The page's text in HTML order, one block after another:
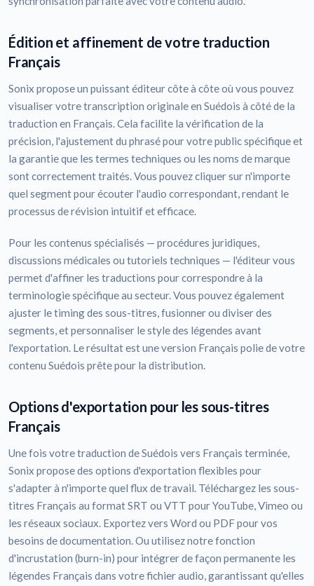
Édition et affinement de votre traduction
Français
Sonix propose un puissant éditeur côte à côte où vous pouvez
visualiser votre transcription originale en Suédois à côté de la
traduction en Français. Cela facilite la vérification de la
précision, l'ajustement du phrasé pour votre public spécifique et
la garantie que les termes techniques ou les noms de marque
sont correctement traités. Vous pouvez cliquer sur n'importe
quel segment pour écouter l'audio correspondant, rendant le
processus de révision intuitif et efficace.
Pour les contenus spécialisés — procédures juridiques,
discussions médicales ou tutoriels techniques — l'éditeur vous
permet d'affiner les traductions pour correspondre à la
terminologie spécifique au secteur. Vous pouvez également
ajuster le timing des sous-titres, fusionner ou diviser des
segments, et personnaliser le style des légendes avant
l'exportation. Le résultat est une version Français polie de votre
contenu Suédois prête pour la distribution.
Options d'exportation pour les sous-titres
Français
Une fois votre traduction de Suédois vers Français terminée,
Sonix propose des options d'exportation flexibles pour
s'adapter à n'importe quel flux de travail. Téléchargez les sous-
titres Français au format SRT ou VTT pour YouTube, Vimeo ou
les réseaux sociaux. Exportez vers Word ou PDF pour vos
besoins de documentation. Ou utilisez notre fonction
d'incrustation (burn-in) pour intégrer de façon permanente les
légendes Français dans votre fichier audio, garantissant qu'elles